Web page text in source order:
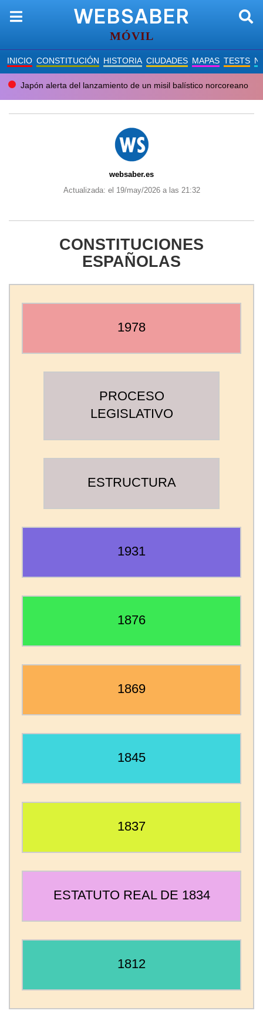
WEBSABER
MÓVIL
INICIO CONSTITUCIÓN HISTORIA CIUDADES MAPAS TESTS
Japón alerta del lanzamiento de un misil balístico norcoreano
websaber.es
Actualizada: el 19/may/2026 a las 21:32
CONSTITUCIONES
ESPAÑOLAS
1978
PROCESO
LEGISLATIVO
ESTRUCTURA
1931
1876
1869
1845
1837
ESTATUTO REAL DE 1834
1812